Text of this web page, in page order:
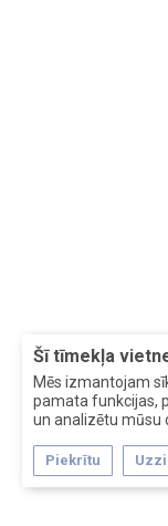
Šī tīmekļa
Mēs izmantojam
pamata funkcijas,
un analizētu mūsu
Piekrītu